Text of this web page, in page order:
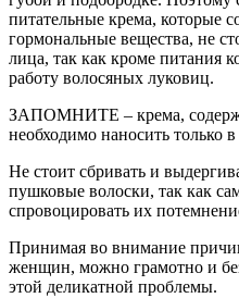
питательные крема, которые
гормональные вещества, не
лица, так как кроме питания
работу волосяных луковиц.
ЗАПОМНИТЕ – крема,
необходимо наносить только в
Не стоит сбривать и
пушковые волоски, так как
спровоцировать их
Принимая во внимание
женщин, можно грамотно и
этой деликатной проблемы.